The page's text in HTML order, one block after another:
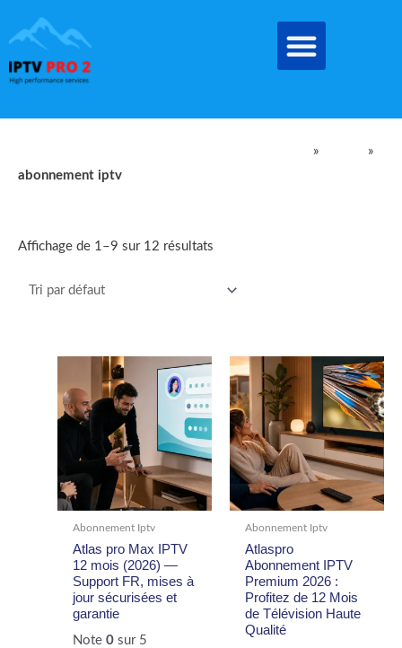
au
contenu
»
»
abonnement iptv
Affichage de 1–9 sur 12 résultats
Abonnement Iptv
Atlas pro Max IPTV
12 mois (2026) —
Support FR, mises à
jour sécurisées et
garantie
Note0 sur 5
Abonnement Iptv
Atlaspro
Abonnement IPTV
Premium 2026 :
Profitez de 12 Mois
de Télévision Haute
Qualité